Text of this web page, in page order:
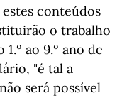
conteúdos
o trabalho
ao 9.º ano de
"é tal a
será possível